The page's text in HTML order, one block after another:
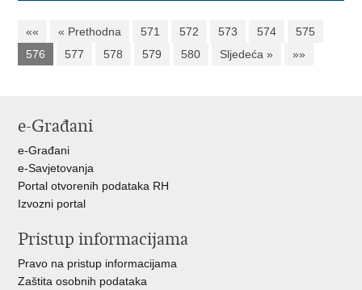
«« « Prethodna 571 572 573 574
575
576
577 578 579 580 Sljedeća » »»
e-Građani
e-Građani
e-Savjetovanja
Portal otvorenih podataka RH
Izvozni portal
Pristup informacijama
Pravo na pristup informacijama
Zaštita osobnih podataka